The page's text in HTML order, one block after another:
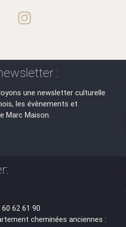
:
une newsletter culturelle
les évènements et
Marc Maison.
62 61 90
cheminées anciennes :